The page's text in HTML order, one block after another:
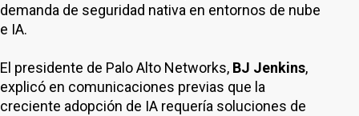
demanda de seguridad nativa en entornos de nube
e IA.
El presidente de Palo Alto Networks, BJ Jenkins,
explicó en comunicaciones previas que la
creciente adopción de IA requería soluciones de